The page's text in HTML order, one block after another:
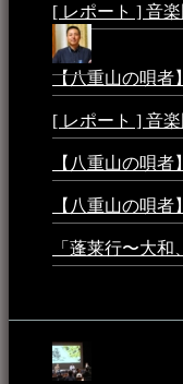
[ レポート ] 音楽
【八重山の唄
[ レポート ] 音楽
【八重山の唄
【八重山の唄
「蓬莱行〜大